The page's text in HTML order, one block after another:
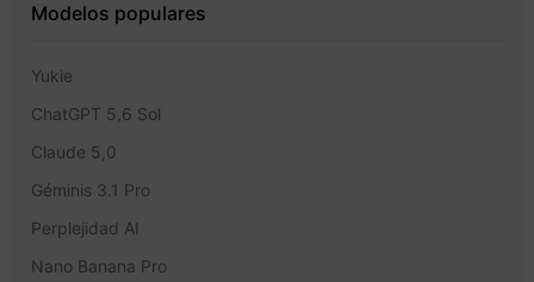
Modelos populares
Yukie
ChatGPT 5,6 Sol
Claude 5,0
Géminis 3.1 Pro
Perplejidad AI
Nano Banana Pro